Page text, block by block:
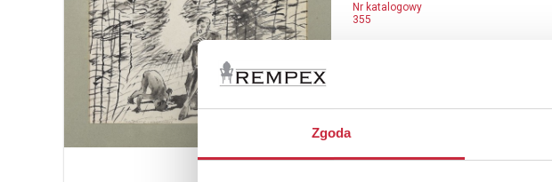
Zgoda
Nr katalogowy
355
sygn. p. d.: Karol Pustelnik (ołówkiem),